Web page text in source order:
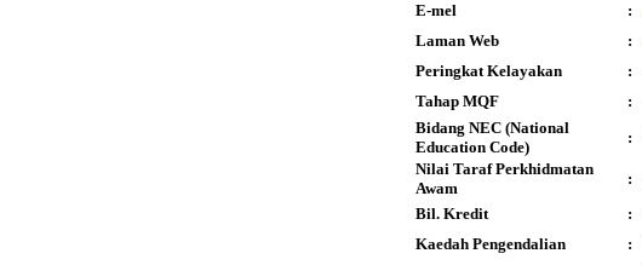
E-mel
:
Laman Web
:
Peringkat Kelayakan
:
Tahap MQF
:
Bidang NEC (National
Education Code)
:
Nilai Taraf Perkhidmatan
Awam
:
Bil. Kredit
:
Kaedah Pengendalian
: